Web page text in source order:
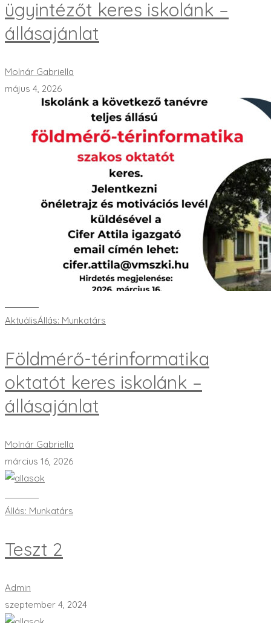
ügyintézőt keres iskolánk –
állásajánlat
Molnár Gabriella
május 4, 2026
AktuálisÁllás: Munkatárs
Földmérő-térinformatika
oktatót keres iskolánk –
állásajánlat
Molnár Gabriella
március 16, 2026
Állás: Munkatárs
Teszt 2
Admin
szeptember 4, 2024